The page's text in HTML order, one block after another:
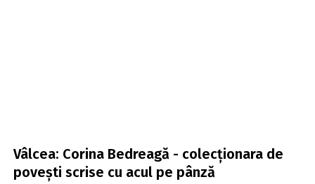
Vâlcea: Corina Bedreagă - colecționara de
povești scrise cu acul pe pânză